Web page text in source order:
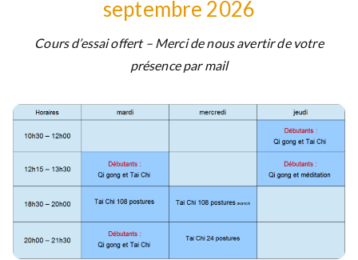
septembre 2026
Cours d’essai offert – Merci de nous avertir de votre
présence par mail